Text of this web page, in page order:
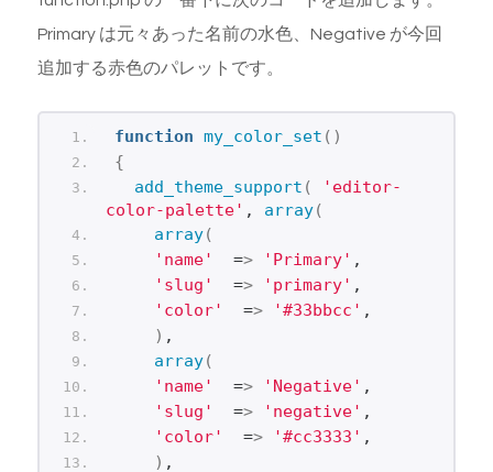
Primary は元々あった名前の水色、Negative が今回
追加する赤色のパレットです。
function my_color_set ()
{
add_theme_support (
'editor-
color-palette' , array(
array(
'name'
  =
> 'Primary' ,
'slug'
  =
> 'primary' ,
'color'
  =
> '#33bbcc' ,
) ,
array(
'name'
  =
> 'Negative' ,
'slug'
  =
> 'negative' ,
'color'
  =
> '#cc3333' ,
) ,